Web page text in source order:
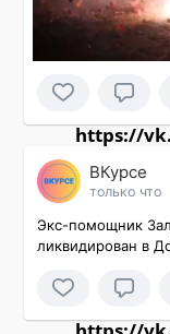
https://
ВКурсе
только что
Экс-помощник
ликвидирован в